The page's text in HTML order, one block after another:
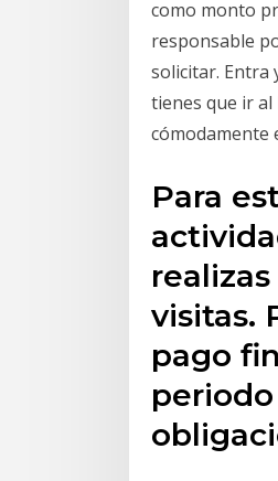
como monto
responsable
solicitar. Entra
tienes que ir
cómodamente
Para
visitas.
pago